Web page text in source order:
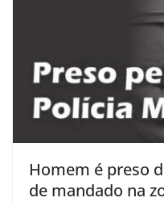
Homem é preso
de mandado na